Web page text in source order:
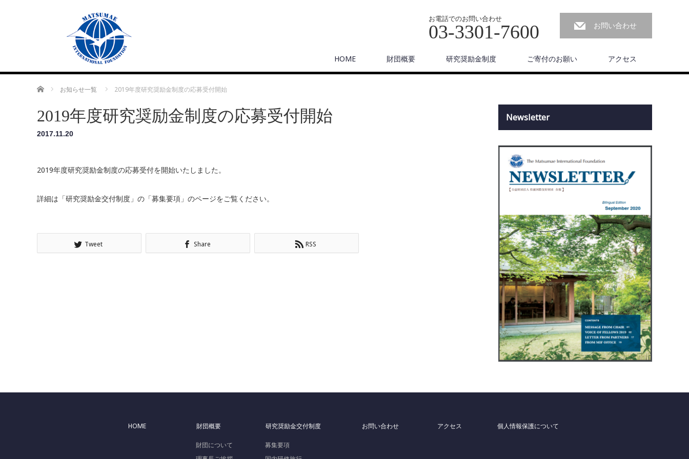
お電話でのお問い合わせ
03-3301-7600 お問い合わせ
HOME 財団概要 研究奨励金制度 ご寄付のお願い アクセス
Home お知らせ一覧 2019年度研究奨励金制度の応募受付開始
2019年度研究奨励金制度の応募受付開始
2017.11.20
2019年度研究奨励金制度の応募受付を開始いたしました。
詳細は「研究奨励金交付制度」の「募集要項」のページをご覧ください。
Tweet Share RSS
Newsletter
HOME 財団概要
財団について
研究奨励金交付制度
募集要項
お問い合わせ アクセス 個人情報保護について